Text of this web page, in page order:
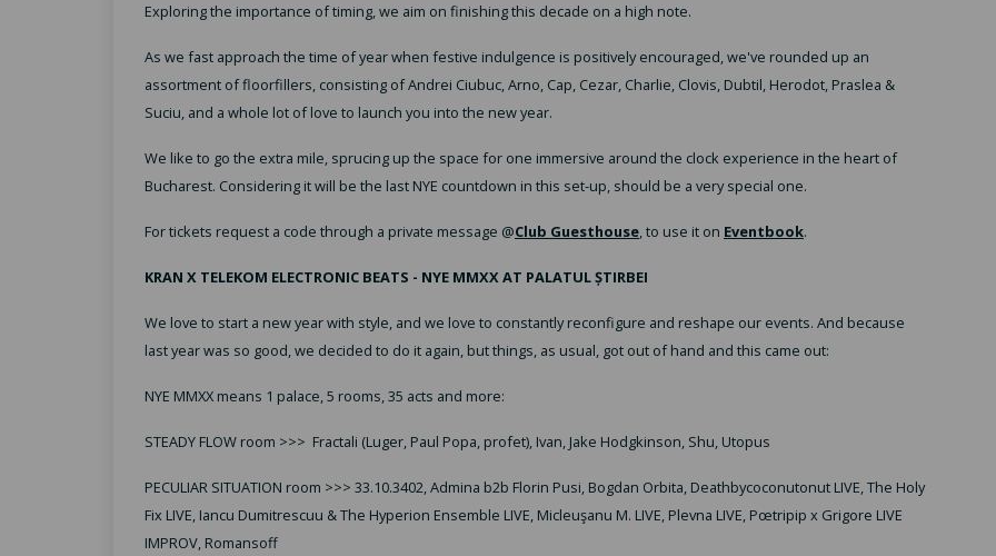
Exploring the importance of timing, we aim on finishing this decade on a high note.
As we fast approach the time of year when festive indulgence is positively encouraged, we've rounded up an
assortment of floorfillers, consisting of Andrei Ciubuc, Arno, Cap, Cezar, Charlie, Clovis, Dubtil, Herodot, Praslea &
Suciu, and a whole lot of love to launch you into the new year.
We like to go the extra mile, sprucing up the space for one immersive around the clock experience in the heart of
Bucharest. Considering it will be the last NYE countdown in this set-up, should be a very special one.
For tickets request a code through a private message @Club Guesthouse, to use it on Eventbook.
KRAN X TELEKOM ELECTRONIC BEATS - NYE MMXX AT PALATUL ȘTIRBEI
We love to start a new year with style, and we love to constantly reconfigure and reshape our events. And because
last year was so good, we decided to do it again, but things, as usual, got out of hand and this came out:
NYE MMXX means 1 palace, 5 rooms, 35 acts and more:
STEADY FLOW room >>> Fractali (Luger, Paul Popa, profet), Ivan, Jake Hodgkinson, Shu, Utopus
PECULIAR SITUATION room >>> 33.10.3402, Admina b2b Florin Pusi, Bogdan Orbita, Deathbycoconutonut LIVE, The Holy
Fix LIVE, Iancu Dumitrescuu & The Hyperion Ensemble LIVE, Micleuşanu M. LIVE, Plevna LIVE, Pœtripip x Grigore LIVE
IMPROV, Romansoff